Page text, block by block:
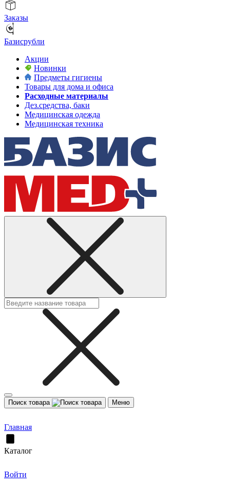
Заказы
Базисрубли
Акции
Новинки
Предметы гигиены
Товары для дома и офиса
Расходные материалы
Дез.средства, баки
Медицинская одежда
Медицинская техника
Поиск товара Меню
Главная
Каталог
Войти